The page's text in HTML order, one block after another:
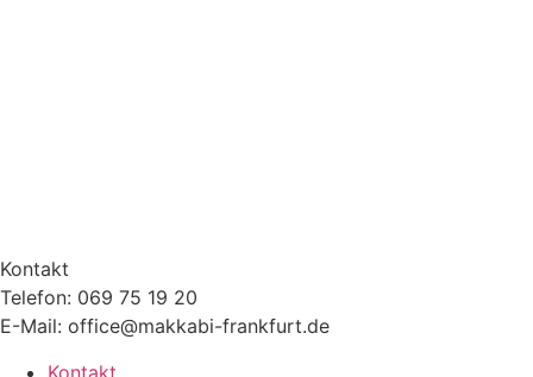
Kontakt
Telefon: 069 75 19 20
E-Mail: office@makkabi-frankfurt.de
Kontakt